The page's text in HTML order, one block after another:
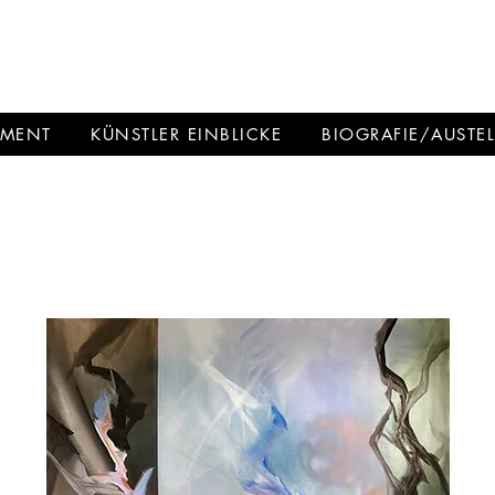
KÜNSTLER EINBLICKE BIOGRAFIE/